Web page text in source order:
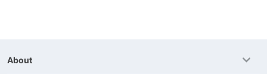
About